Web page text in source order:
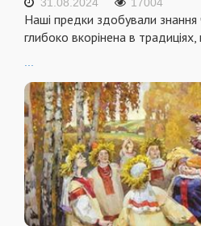
Наші предки здобували знання
глибоко вкорінена в традиціях,